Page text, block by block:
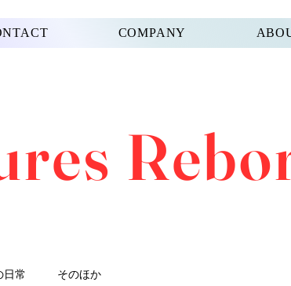
COMPANY
日常 そのほか